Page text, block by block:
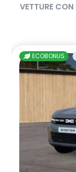
VETTURE CON
ECOBONUS